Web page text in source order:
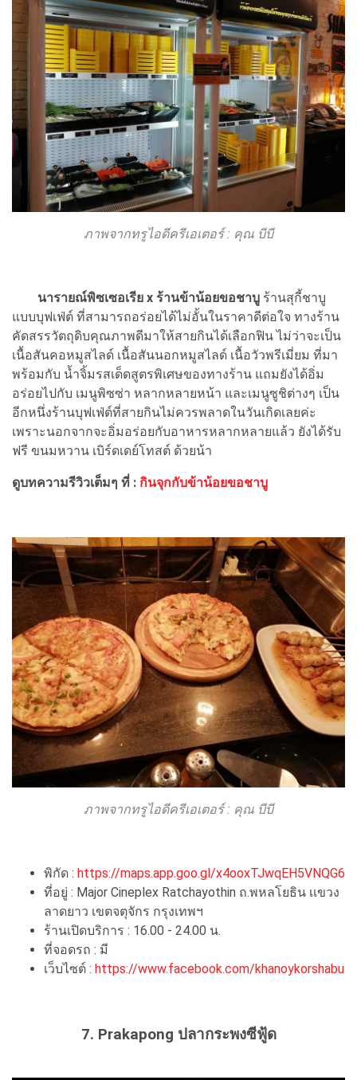
ภาพจากทรูไอดีครีเอเตอร์ : คุณ บีบี
นารายณ์พิซเซอเรีย x ร้านข้าน้อยขอชาบู ร้านสุกี้ชาบู
แบบบุฟเฟ่ต์ ที่สามารถอร่อยได้ไม่อั้นในราคาดีต่อใจ ทางร้าน
คัดสรรวัตถุดิบคุณภาพดีมาให้สายกินได้เลือกฟิน ไม่ว่าจะเป็น
เนื้อสันคอหมูสไลด์ เนื้อสันนอกหมูสไลด์ เนื้อวัวพรีเมี่ยม ที่มา
พร้อมกับ น้ำจิ้มรสเด็ดสูตรพิเศษของทางร้าน แถมยังได้อิ่ม
อร่อยไปกับ เมนูพิซซ่า หลากหลายหน้า และเมนูซูชิต่างๆ เป็น
อีกหนึ่งร้านบุฟเฟ่ต์ที่สายกินไม่ควรพลาดในวันเกิดเลยค่ะ
เพราะนอกจากจะอิ่มอร่อยกับอาหารหลากหลายแล้ว ยังได้รับ
ฟรี ขนมหวาน เบิร์ดเดย์โทสต์ ด้วยน้า
ดูบทความรีวิวเต็มๆ ที่ : กินจุกกับข้าน้อยขอชาบู
ภาพจากทรูไอดีครีเอเตอร์ : คุณ บีบี
พิกัด : https://maps.app.goo.gl/x4ooxTJwqEH5VNQG6
ที่อยู่ : Major Cineplex Ratchayothin ถ.พหลโยธิน เเขวง
ลาดยาว เขตจตุจักร กรุงเทพฯ
ร้านเปิดบริการ : 16.00 - 24.00 น.
ที่จอดรถ : มี
เว็บไซต์ : https://www.facebook.com/khanoykorshabu
7. Prakapong ปลากระพงซีฟู้ด